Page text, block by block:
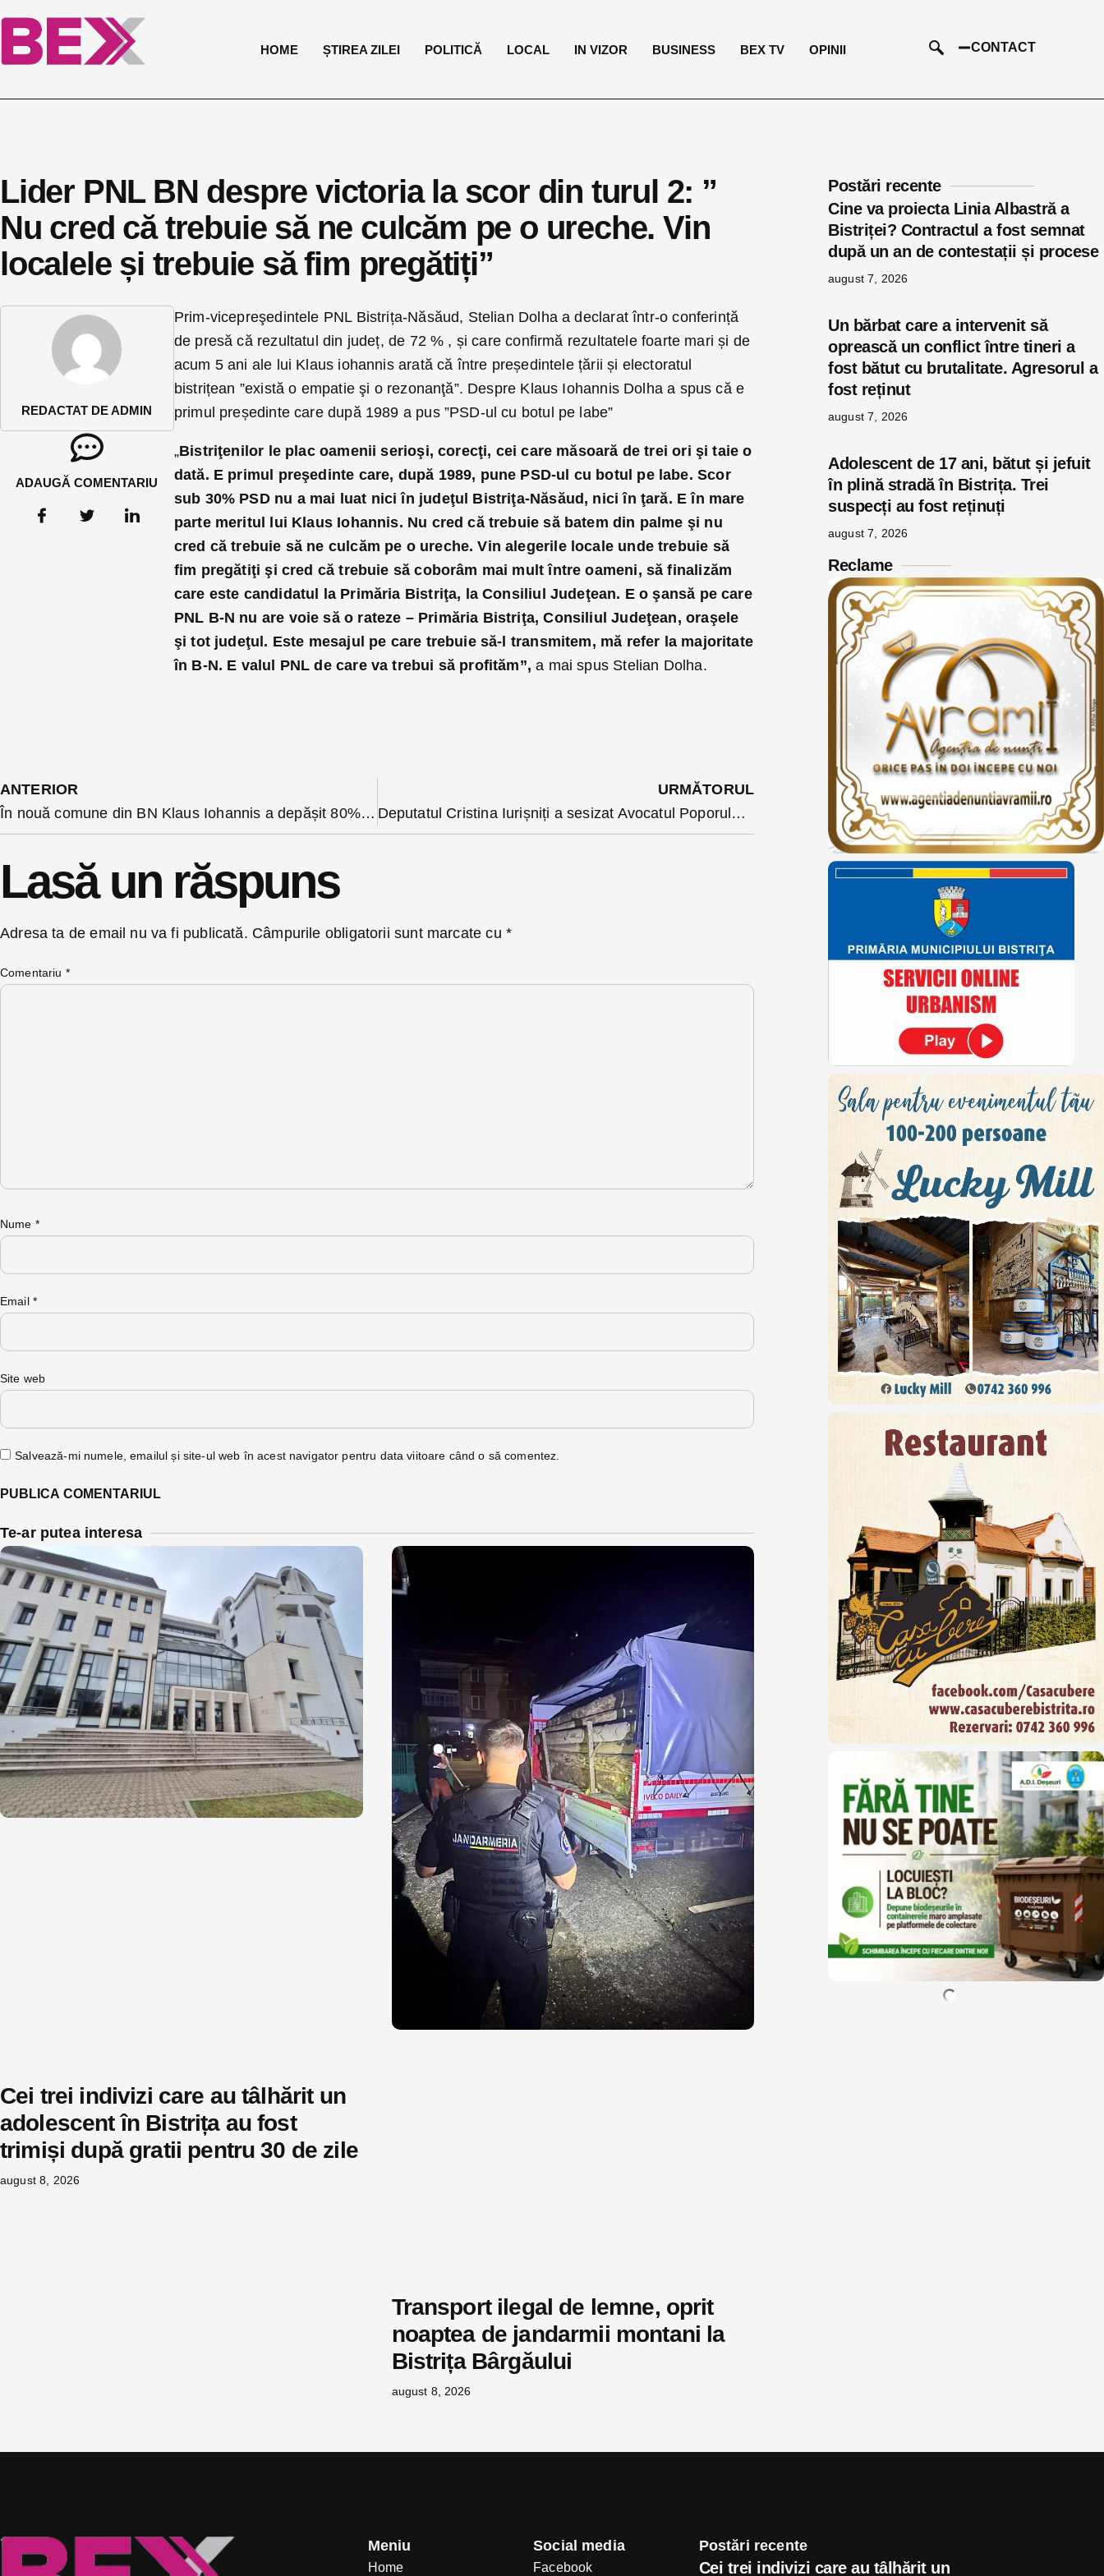
HOME ȘTIREA ZILEI POLITICĂ LOCAL IN VIZOR BUSINESS BEX TV OPINII CONTACT
Lider PNL BN despre victoria la scor din turul 2: ”
Nu cred că trebuie să ne culcăm pe o ureche. Vin
localele și trebuie să fim pregătiți”
REDACTAT DE ADMIN
ADAUGĂ COMENTARIU
Prim-vicepreşedintele PNL Bistrița-Năsăud, Stelian Dolha a declarat într-o conferință
de presă că rezultatul din județ, de 72 % , și care confirmă rezultatele foarte mari și de
acum 5 ani ale lui Klaus iohannis arată că între președintele țării și electoratul
bistrițean ”există o empatie şi o rezonanţă”. Despre Klaus Iohannis Dolha a spus că e
primul președinte care după 1989 a pus ”PSD-ul cu botul pe labe”
„Bistriţenilor le plac oamenii serioşi, corecţi, cei care măsoară de trei ori şi taie o
dată. E primul preşedinte care, după 1989, pune PSD-ul cu botul pe labe. Scor
sub 30% PSD nu a mai luat nici în judeţul Bistriţa-Năsăud, nici în ţară. E în mare
parte meritul lui Klaus Iohannis. Nu cred că trebuie să batem din palme şi nu
cred că trebuie să ne culcăm pe o ureche. Vin alegerile locale unde trebuie să
fim pregătiţi şi cred că trebuie să coborâm mai mult între oameni, să finalizăm
care este candidatul la Primăria Bistriţa, la Consiliul Judeţean. E o şansă pe care
PNL B-N nu are voie să o rateze – Primăria Bistriţa, Consiliul Judeţean, oraşele
şi tot judeţul. Este mesajul pe care trebuie să-l transmitem, mă refer la majoritate
în B-N. E valul PNL de care va trebui să profităm”, a mai spus Stelian Dolha.
ANTERIOR
În nouă comune din BN Klaus Iohannis a depășit 80% . Ce le-a transmis Ioan Turc celor care au votat
URMĂTORUL
Deputatul Cristina Iurișniți a sesizat Avocatul Poporului în cazul profesorului bătăuș de la Șanț care se întoarce la catedră
Lasă un răspuns
Adresa ta de email nu va fi publicată. Câmpurile obligatorii sunt marcate cu *
Comentariu *
Nume *
Email *
Site web
Salvează-mi numele, emailul și site-ul web în acest navigator pentru data viitoare când o să comentez.
Te-ar putea interesa
Cei trei indivizi care au tâlhărit un
adolescent în Bistrița au fost
trimiși după gratii pentru 30 de zile
august 8, 2026
Transport ilegal de lemne, oprit
noaptea de jandarmii montani la
Bistrița Bârgăului
august 8, 2026
Postări recente
Cine va proiecta Linia Albastră a
Bistriței? Contractul a fost semnat
după un an de contestații și procese
august 7, 2026
Un bărbat care a intervenit să
oprească un conflict între tineri a
fost bătut cu brutalitate. Agresorul a
fost reținut
august 7, 2026
Adolescent de 17 ani, bătut și jefuit
în plină stradă în Bistrița. Trei
suspecți au fost reținuți
august 7, 2026
Reclame
Meniu
Home
Social media
Facebook
Postări recente
Cei trei indivizi care au tâlhărit un